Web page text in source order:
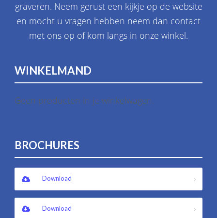
graveren. Neem gerust een kijkje op de website
en mocht u vragen hebben neem dan contact
met ons op of kom langs in onze winkel.
WINKELMAND
Geen producten in je winkelwagen.
BROCHURES
Download
Download